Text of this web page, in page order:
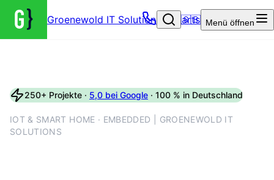
Groenewold IT Solutions – Startseite
🇬🇧 Menü öffnen
250+ Projekte · 5,0 bei Google · 100 % in Deutschland
IOT & SMART HOME · EMBEDDED | GROENEWOLD IT
SOLUTIONS